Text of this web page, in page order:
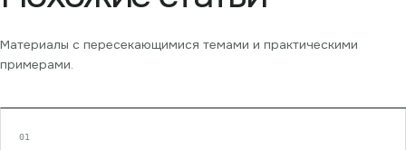
Материалы с пересекающимися темами и практическими
примерами.
01